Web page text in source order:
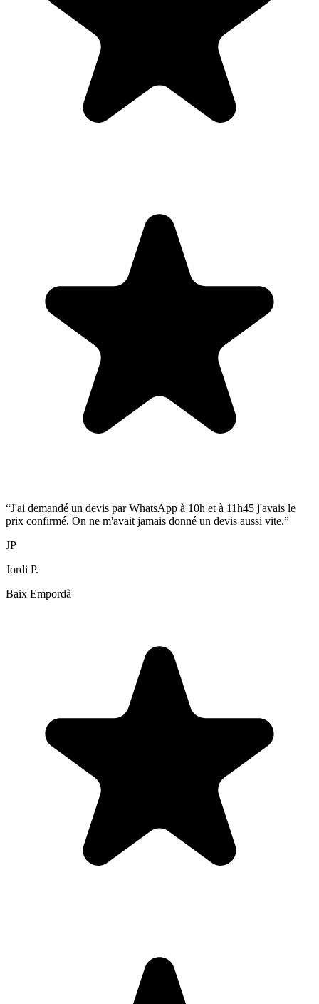
“J'ai demandé un devis par WhatsApp à 10h et à 11h45 j'avais le
prix confirmé. On ne m'avait jamais donné un devis aussi vite.”
JP
Jordi P.
Baix Empordà